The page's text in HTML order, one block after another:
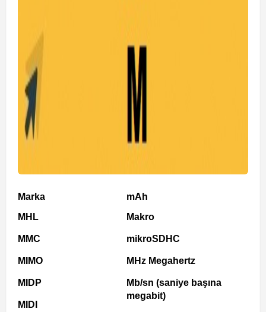
Marka
MHL
MMC
MIMO
MIDP
MIDI
mAh
Makro
mikroSDHC
MHz Megahertz
Mb/sn (saniye başına
megabit)